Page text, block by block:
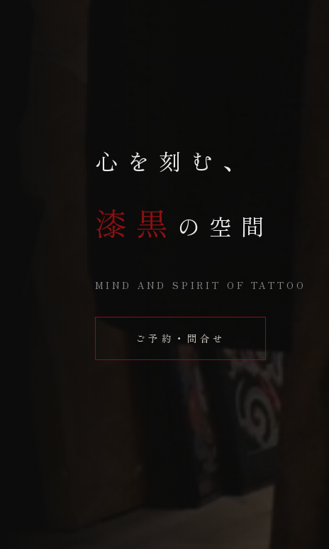
心を刻む、
漆黒 の空間
MIND AND SPIRIT OF TATTOO
ご予約・問合せ